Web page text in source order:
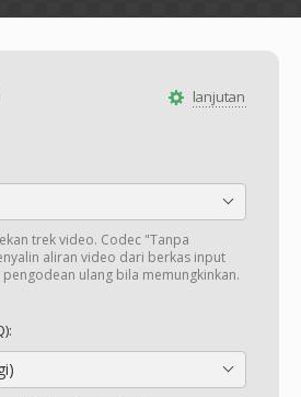
lanjutan
trek video. Codec "Tanpa
aliran video dari berkas input
ulang bila memungkinkan.